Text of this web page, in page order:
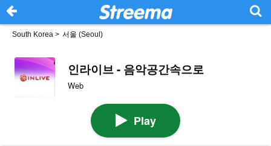
South Korea > 서울 (Seoul)
인라이브 - 음악공간속으로
Web
Play